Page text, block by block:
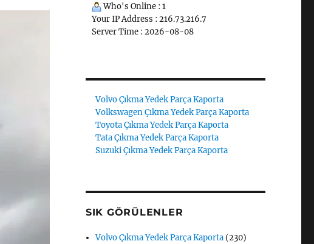
Who's Online : 1
Your IP Address : 216.73.216.7
Server Time : 2026-08-08
Volvo Çıkma Yedek Parça Kaporta
Volkswagen Çıkma Yedek Parça Kaporta
Toyota Çıkma Yedek Parça Kaporta
Tata Çıkma Yedek Parça Kaporta
Suzuki Çıkma Yedek Parça Kaporta
SIK GÖRÜLENLER
Volvo Çıkma Yedek Parça Kaporta (230)